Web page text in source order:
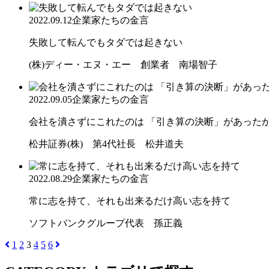
2022.09.12企業家たちの金言
失敗して転んでもタダでは起きない
(株)ディー・エヌ・エー 創業者 南場智子
2022.09.05企業家たちの金言
会社を潰さずにこれたのは 「引き算の決断」があった
松井証券(株) 第4代社長 松井道夫
2022.08.29企業家たちの金言
常に志を持て、それも出来るだけ高い志を持て
ソフトバンクグループ代表 孫正義
1 2 3 4 5 6